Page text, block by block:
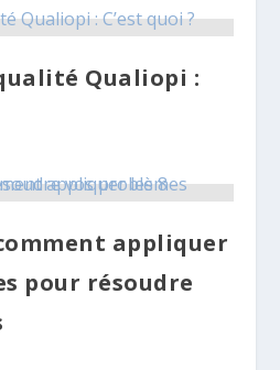
Qualiopi :
appliquer
pour résoudre